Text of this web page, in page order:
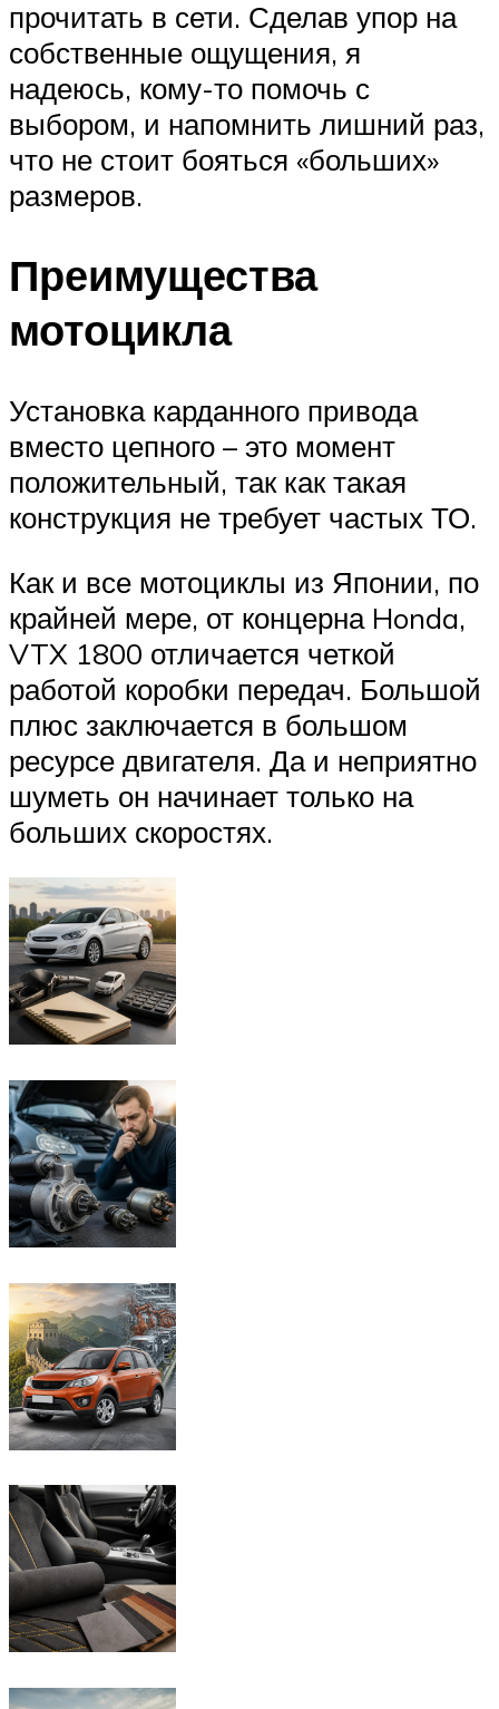
прочитать в сети. Сделав упор на
собственные ощущения, я
надеюсь, кому-то помочь с
выбором, и напомнить лишний раз,
что не стоит бояться «больших»
размеров.
Преимущества
мотоцикла
Установка карданного привода
вместо цепного – это момент
положительный, так как такая
конструкция не требует частых ТО.
Как и все мотоциклы из Японии, по
крайней мере, от концерна Honda,
VTX 1800 отличается четкой
работой коробки передач. Большой
плюс заключается в большом
ресурсе двигателя. Да и неприятно
шуметь он начинает только на
больших скоростях.